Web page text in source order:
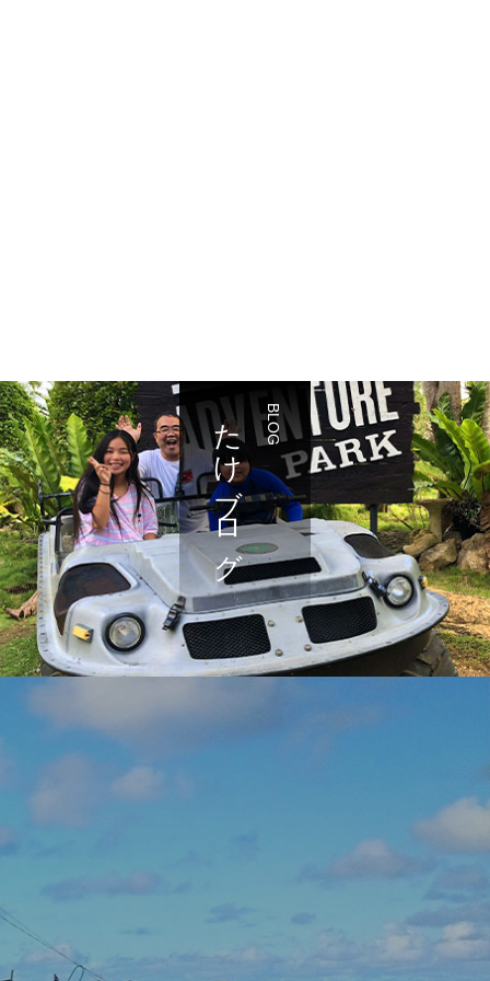
BLOG
たけブログ